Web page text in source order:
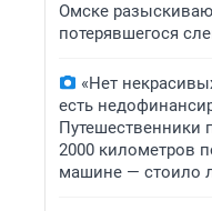
Омске
потерявшегося
«Нет
есть
Путешественники
2000 километров
машине — стоило